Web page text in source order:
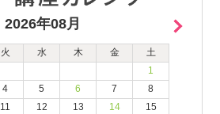
2026年08月
火 水 木 金
土
1
4 5 6 7
8
11 12 13 14
15